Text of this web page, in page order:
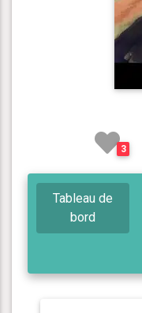
3
Tableau de
bord